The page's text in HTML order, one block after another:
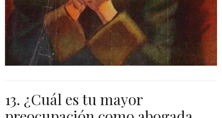
13. ¿Cuál es tu mayor